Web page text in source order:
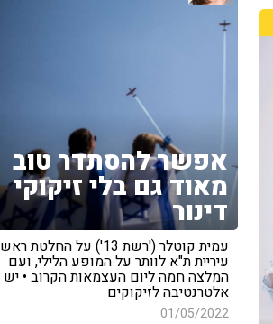
אפשר להסתדר טוב
מאוד גם בלי זיקוקי
דינור
עמית קוטלר ('רשת 13') על החלטת ראש
עיריית ת"א לוותר על המופע הלילי, ועם
המלצה חמה ליום העצמאות הקרוב • יש
אלטרנטיבה לזיקוקים
01/05/2022